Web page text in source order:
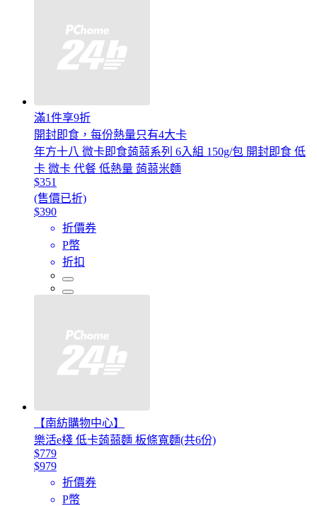
滿1件享9折
開封即食，每份熱量只有4大卡
年方十八 微卡即食蒟蒻系列 6入組 150g/包 開封即食 低
卡 微卡 代餐 低熱量 蒟蒻米麵
$351
(售價已折)
$390
折價券
P幣
折扣
【南紡購物中心】
樂活e棧 低卡蒟蒻麵 板條寬麵(共6份)
$779
$979
折價券
P幣